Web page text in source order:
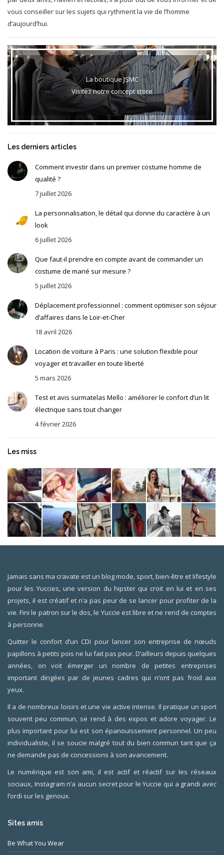
vous conseiller sur les sujets qui rythment la vie de l’homme
d’aujourd’hui.
La boutique JSMC
Visitez notre concept store
Les derniers articles
Comment investir dans un premier costume homme de
qualité ?
7 juillet 2026
La personnalisation, le détail qui donne du caractère à un
look
6 juillet 2026
Que faut-il prendre en compte avant de commander un
costume de marié sur mesure ?
5 juillet 2026
Déplacement professionnel : comment optimiser son séjour
d’affaires dans le Loir-et-Cher
18 avril 2026
Location de voiture à Paris : une solution flexible pour
voyager et travailler en toute liberté
5 mars 2026
Test et avis surmatelas Mello : améliorer le confort d’un lit
électrique sans tout changer
4 février 2026
Les miss
Jamais sans ma cravate est un blog mode, sport, bien-être et lifestyle
pour les Yuccies, une version du hipster qui croit en lui et en ses
projets, il est créatif et n’a pas peur de se lancer pour profiter de la
vie. Fini le patron sur le dos, le Yuccie est libre et ne rend de comptes
à personne.
Quitter le confort d’un CDI pour lancer son entreprise de nœuds
papillons à petits pois ne lui fait pas peur. D’ailleurs depuis quelques
années, on voit émerger un nombre de petites entreprises
important dirigées par de jeunes cadres qui n’ont pas froid aux
yeux.
Il a de nombreux loisirs et une vie active intense. Il pratique un sport
souvent peu commun, se rend à des expos et adore voyager. Le
plus important pour lui est son épanouissement personnel. Un peu
individualiste, il se soucie malgré tout du bien commun tant que ça
ne demande pas de concessions à son avancement.
Le numérique est son ami, il est actif et réactif sur les réseaux
sociaux, Instagram n’a aucun secret pour le Yuccie qui a grandi avec
l’ordi sur les genoux.
Sites amis
Be What You Wear